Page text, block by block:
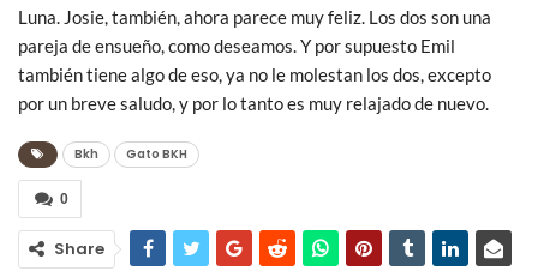
Luna. Josie, también, ahora parece muy feliz. Los dos son una
pareja de ensueño, como deseamos. Y por supuesto Emil
también tiene algo de eso, ya no le molestan los dos, excepto
por un breve saludo, y por lo tanto es muy relajado de nuevo.
Bkh Gato BKH
0
Share